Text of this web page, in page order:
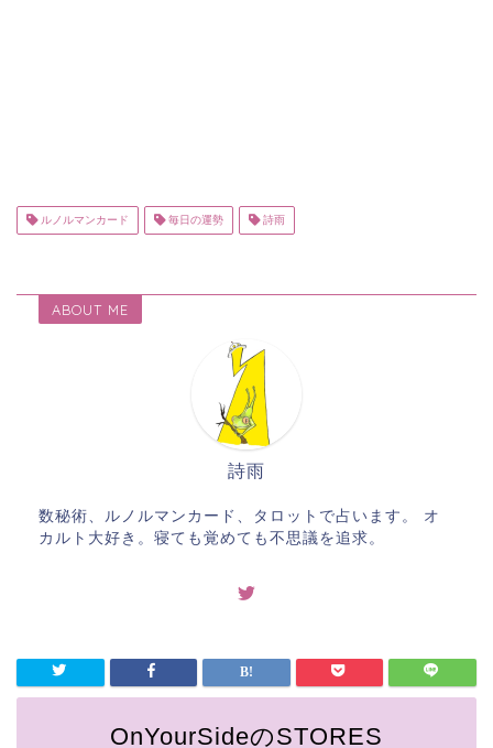
ルノルマンカード 毎日の運勢 詩雨
ABOUT ME
詩雨
数秘術、ルノルマンカード、タロットで占います。 オ
カルト大好き。寝ても覚めても不思議を追求。
OnYourSideのSTORES